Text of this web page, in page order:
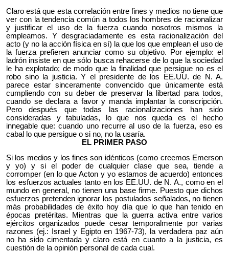
Claro está que esta correlación entre fines y medios no tiene que
ver con la tendencia común a todos los hombres de racionalizar
y justificar el uso de la fuerza cuando nosotros mismos la
empleamos. Y desgraciadamente es esta racionalización del
acto (y no la acción física en sí) la que los que emplean el uso de
la fuerza prefieren anunciar como su objetivo. Por ejemplo: el
ladrón insiste en que sólo busca rehacerse de lo que la sociedad
le ha explotado; de modo que la finalidad que persigue no es el
robo sino la justicia. Y el presidente de los EE.UU. de N. A.
parece estar sinceramente convencido que únicamente está
cumpliendo con su deber de preservar la libertad para todos,
cuando se declara a favor y manda implantar la conscripción.
Pero después que todas las racionalizaciones han sido
consideradas y tabuladas, lo que nos queda es el hecho
innegable que: cuando uno recurre al uso de la fuerza, eso es
cabal lo que persigue o si no, no la usaría.
EL PRIMER PASO
Si los medios y los fines son idénticos (como creemos Emerson
y yo) y si el poder de cualquier clase que sea, tiende a
corromper (en lo que Acton y yo estamos de acuerdo) entonces
los esfuerzos actuales tanto en los EE.UU. de N. A., como en el
mundo en general, no tienen una base firme. Puesto que dichos
esfuerzos pretenden ignorar los postulados señalados, no tienen
más probabilidades de éxito hoy día que lo que han tenido en
épocas pretéritas. Mientras que la guerra activa entre varios
ejércitos organizados puede cesar temporalmente por varias
razones (ej.: Israel y Egipto en 1967-73), la verdadera paz aún
no ha sido cimentada y claro está en cuanto a la justicia, es
cuestión de la opinión personal de cada cual.